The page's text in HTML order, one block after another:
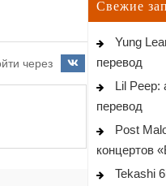
через
Свежие
Yung
перевод
Lil Peep:
перевод
Post
концертов
Tekashi